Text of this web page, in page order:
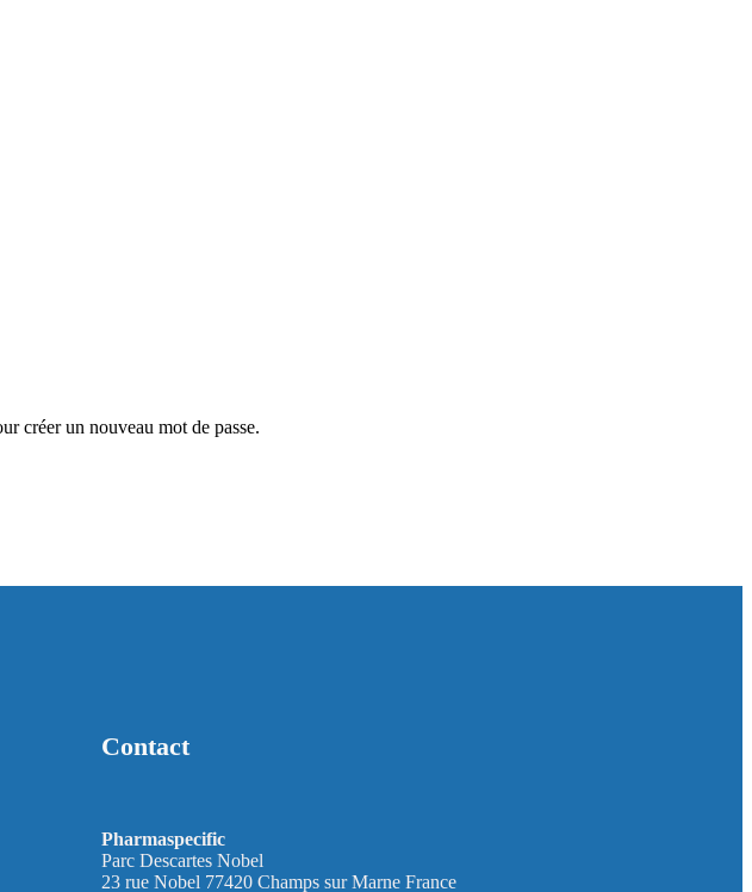
créer un nouveau mot de passe.
Contact
Pharmaspecific
Parc Descartes Nobel
23 rue Nobel 77420 Champs sur Marne France